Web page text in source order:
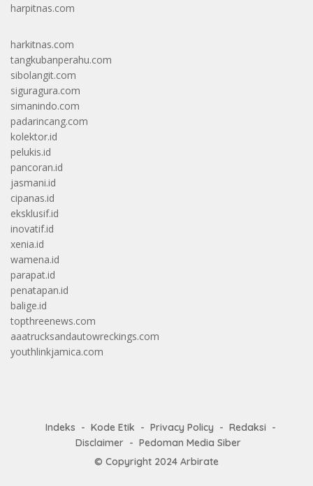
harpitnas.com
harkitnas.com
tangkubanperahu.com
sibolangit.com
siguragura.com
simanindo.com
padarincang.com
kolektor.id
pelukis.id
pancoran.id
jasmani.id
cipanas.id
eksklusif.id
inovatif.id
xenia.id
wamena.id
parapat.id
penatapan.id
balige.id
topthreenews.com
aaatrucksandautowreckings.com
youthlinkjamica.com
Indeks Kode Etik Privacy Policy
Redaksi
Disclaimer
Pedoman Media Siber
© Copyright 2024 Arbirate